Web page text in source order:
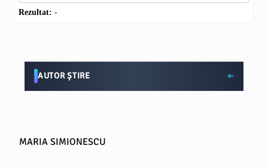
Rezultat: -
AUTOR ȘTIRE
MARIA SIMIONESCU